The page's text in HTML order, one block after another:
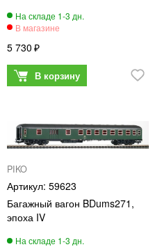
5 730
PIKO
59623
Багажный вагон BDums271,
эпоха IV